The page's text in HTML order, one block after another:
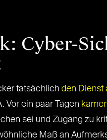
Cyber-
tatsächlich den Dienst
Vor ein paar Tagen
sei und Zugang zu
Maß an